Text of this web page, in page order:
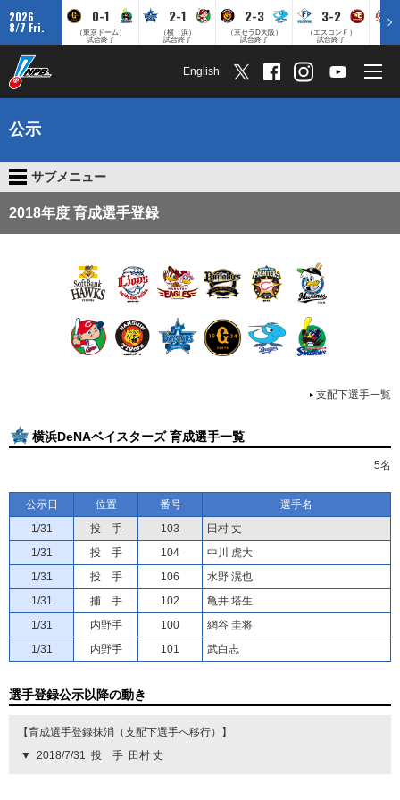
2026
8/7 Fri.
0-1
（東京ドーム）
試合終了
2-1
（横 浜）
試合終了
2-3
（京セラD大阪）
試合終了
3-2
（エスコンＦ）
試合終了
English
公示
サブメニュー
2018年度 育成選手登録
支配下選手一覧
横浜DeNAベイスターズ 育成選手一覧
5名
公示日 位置 番号
選手名
1/31
投 手 103
田村 丈
1/31
投 手 104
中川 虎大
1/31
投 手 106
水野 滉也
1/31
捕 手 102
亀井 塔生
1/31
内野手 100
網谷 圭将
1/31
内野手 101 武白志
選手登録公示以降の動き
【育成選手登録抹消（支配下選手へ移行）】
▼ 2018/7/31 投 手 田村 丈